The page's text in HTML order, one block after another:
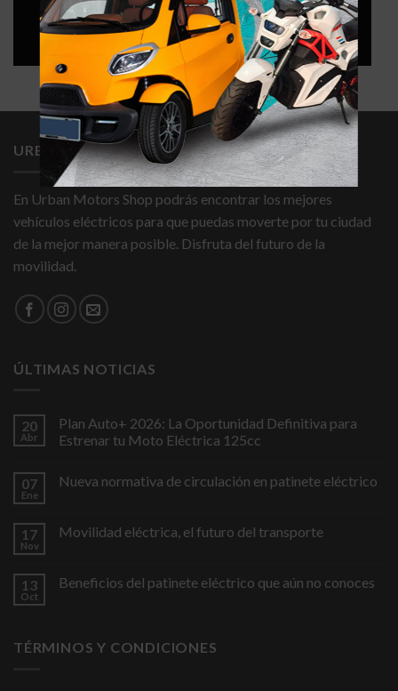
AÑADIR AL
CARRITO
AÑADIR AL
CARRITO
URBAN MOTORS SHOP
En Urban Motors Shop podrás encontrar los mejores
vehículos eléctricos para que puedas moverte por tu ciudad
de la mejor manera posible. Disfruta del futuro de la
movilidad.
ÚLTIMAS NOTICIAS
20
Abr
Plan Auto+ 2026: La Oportunidad Definitiva para
Estrenar tu Moto Eléctrica 125cc
07
Ene
Nueva normativa de circulación en patinete eléctrico
17
Nov
Movilidad eléctrica, el futuro del transporte
13
Oct
Beneficios del patinete eléctrico que aún no conoces
TÉRMINOS Y CONDICIONES